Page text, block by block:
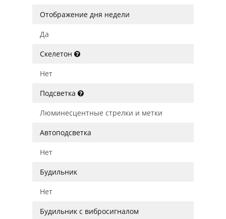
Отображение дня недели
Да
Скелетон
Нет
Подсветка
Люминесцентные стрелки и метки
Автоподсветка
Нет
Будильник
Нет
Будильник с вибросигналом